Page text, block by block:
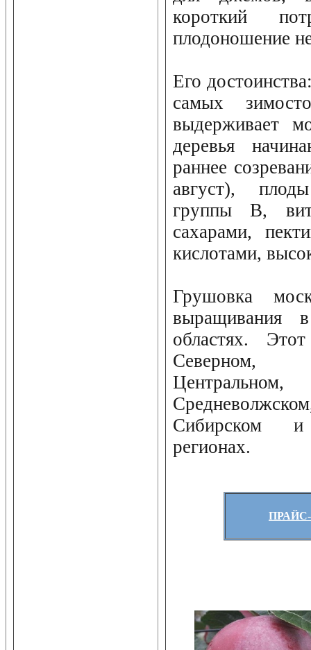
короткий
плодоношение
Его
самых
выдерживает
деревья
раннее
август),
группы B,
сахарами,
кислотами,
Грушовка
областях.
Северном,
Сибирском и
регионах.